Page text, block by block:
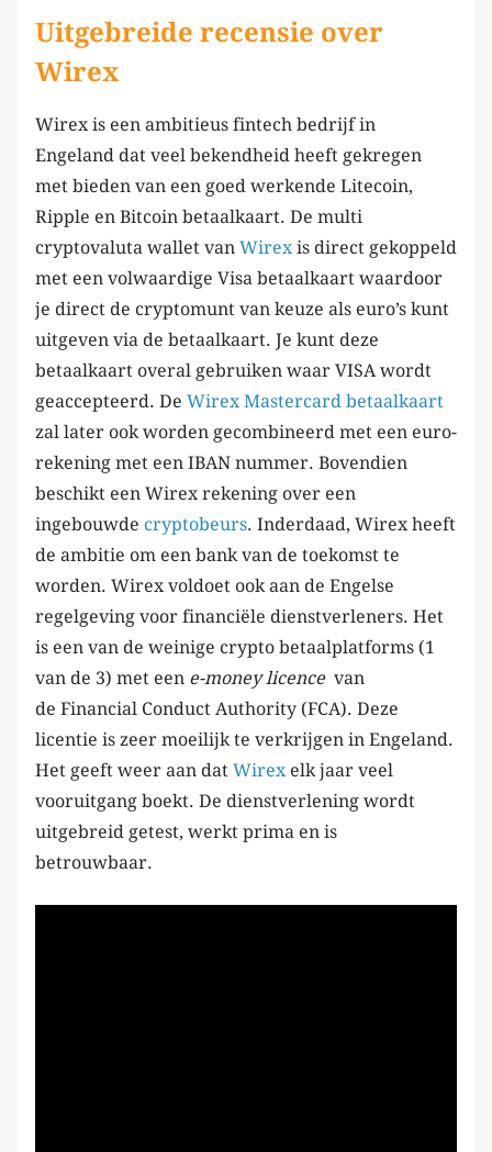
Uitgebreide recensie over
Wirex
Wirex is een ambitieus fintech bedrijf in
Engeland dat veel bekendheid heeft gekregen
met bieden van een goed werkende Litecoin,
Ripple en Bitcoin betaalkaart. De multi
cryptovaluta wallet van Wirex is direct gekoppeld
met een volwaardige Visa betaalkaart waardoor
je direct de cryptomunt van keuze als euro’s kunt
uitgeven via de betaalkaart. Je kunt deze
betaalkaart overal gebruiken waar VISA wordt
geaccepteerd. De Wirex Mastercard betaalkaart
zal later ook worden gecombineerd met een euro-
rekening met een IBAN nummer. Bovendien
beschikt een Wirex rekening over een
ingebouwde cryptobeurs. Inderdaad, Wirex heeft
de ambitie om een bank van de toekomst te
worden. Wirex voldoet ook aan de Engelse
regelgeving voor financiële dienstverleners. Het
is een van de weinige crypto betaalplatforms (1
van de 3) met een e-money licencevan
de Financial Conduct Authority (FCA). Deze
licentie is zeer moeilijk te verkrijgen in Engeland.
Het geeft weer aan dat Wirex elk jaar veel
vooruitgang boekt. De dienstverlening wordt
uitgebreid getest, werkt prima en is
betrouwbaar.